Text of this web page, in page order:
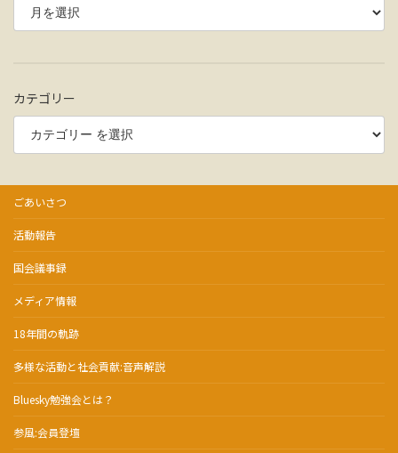
カテゴリー
ごあいさつ
活動報告
国会議事録
メディア情報
18年間の軌跡
多様な活動と社会貢献:音声解説
Bluesky勉強会とは？
参風:会員登壇